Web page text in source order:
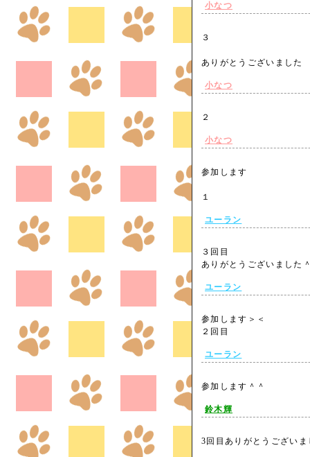
小なつ
３
ありがとうございまし
小なつ
２
小なつ
参加します
１
ユーラン
３回目
ありがとうございまし
ユーラン
参加します＞＜
２回目
ユーラン
参加します＾＾
鈴木輝
3回目ありがとうござい